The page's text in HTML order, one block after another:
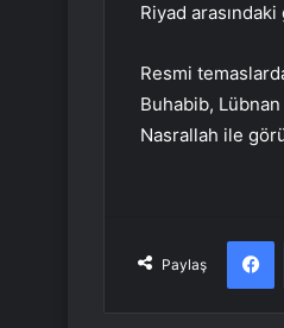
Riyad
Resmi
Buhabib,
Nasrallah ile
Paylaş